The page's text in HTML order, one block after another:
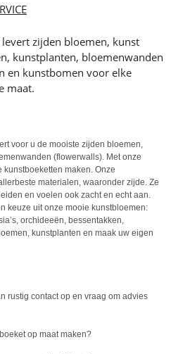
zijden bloemen, kunst
kunstplanten, bloemenwanden
en kunstbomen voor elke
maat.
voor u de mooiste zijden bloemen,
(flowerwalls). Met onze
kunstboeketten maken. Onze
materialen, waaronder zijde. Ze
en voelen ook zacht en echt aan.
keuze uit onze mooie kunstbloemen:
orchideeën, bessentakken,
kunstplanten en maak uw eigen
rustig contact op en vraag om advies
op maat maken?